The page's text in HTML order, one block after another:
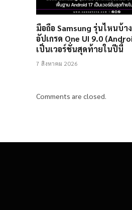
มือถือ Samsung รุ่นไหนบ้า
อัปเกรด One UI 9.0
เป็นเวอร์ชั่นสุดท้ายในปีนี้
7 สิงหาคม 2026
Comments are closed.